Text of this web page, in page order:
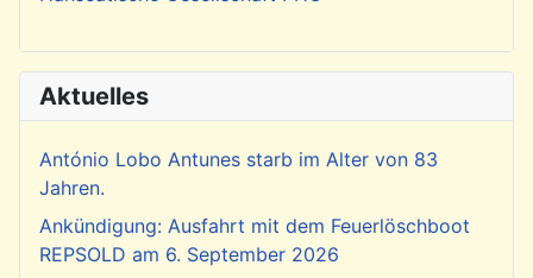
Aktuelles
António Lobo Antunes starb im Alter von 83
Jahren.
Ankündigung: Ausfahrt mit dem Feuerlöschboot
REPSOLD am 6. September 2026